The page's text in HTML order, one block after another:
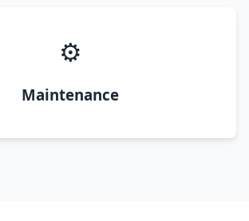
⚙️
Maintenance